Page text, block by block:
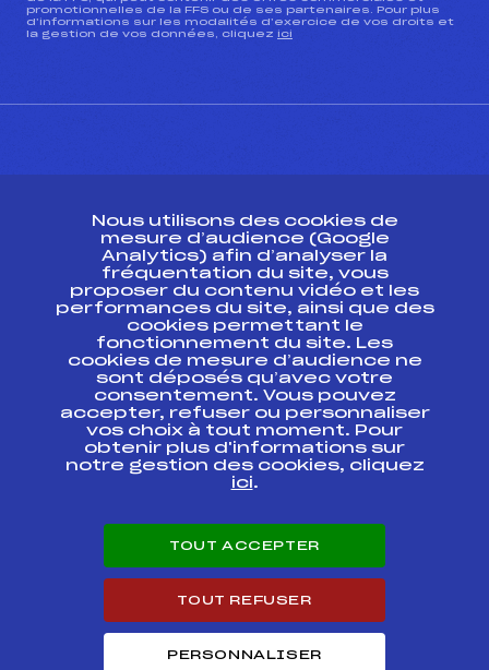
promotionnelles de la FFS ou de ses partenaires. Pour plus
d’informations sur les modalités d’exercice de vos droits et
la gestion de vos données, cliquez ici
Ressources
Pass’Neige
Projet sportif fédéral
Projet de performance fédéral
Antidopage
Pôle Développement, Formation, Suivi
Scientifique
Listes ministérielles
Pôle vie de l’athlète
Enseignement professionnel
Carrières
Nous utilisons des cookies de
mesure d’audience (Google
Analytics) afin d’analyser la
fréquentation du site, vous
proposer du contenu vidéo et les
performances du site, ainsi que des
cookies permettant le
fonctionnement du site. Les
cookies de mesure d’audience ne
sont déposés qu’avec votre
consentement. Vous pouvez
accepter, refuser ou personnaliser
vos choix à tout moment. Pour
obtenir plus d'informations sur
notre gestion des cookies, cliquez
ici.
TOUT ACCEPTER
TOUT REFUSER
PERSONNALISER